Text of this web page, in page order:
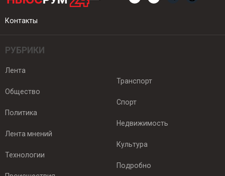
Контакты
РУБРИКИ
Лента
Общество
Политика
Лента мнений
Технологии
Транспорт
Спорт
Недвижимость
Культура
Подробно